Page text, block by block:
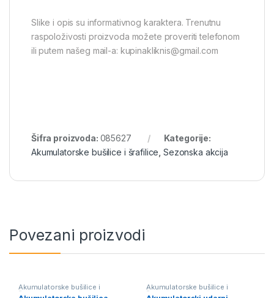
Slike i opis su informativnog karaktera. Trenutnu
raspoloživosti proizvoda možete proveriti telefonom
ili putem našeg mail-a: kupinakliknis@gmail.com
Šifra proizvoda: 085627
Kategorije:
Akumulatorske bušilice i šrafilice Sezonska akcija
Povezani proizvodi
Akumulatorske bušilice i
šrafilice
Akumulatorske bušilice i
šrafilice